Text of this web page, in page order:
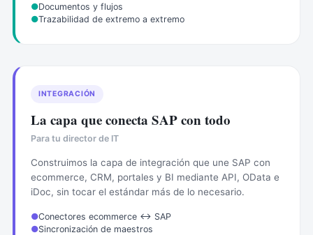
●Documentos y flujos
●Trazabilidad de extremo a extremo
INTEGRACIÓN
La capa que conecta SAP con todo
Para tu director de IT
Construimos la capa de integración que une SAP con
ecommerce, CRM, portales y BI mediante API, OData e
iDoc, sin tocar el estándar más de lo necesario.
●Conectores ecommerce ↔ SAP
●Sincronización de maestros